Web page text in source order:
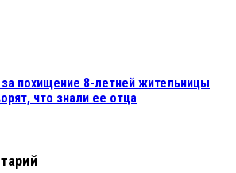
похищение 8-летней жительницы
что знали ее отца